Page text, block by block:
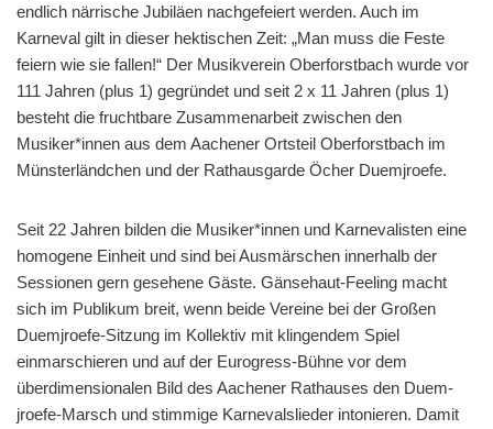
endlich närrische Jubiläen nachgefeiert werden. Auch im
Karneval gilt in dieser hektischen Zeit: „Man muss die Feste
feiern wie sie fallen!“ Der Musikverein Oberforstbach wurde vor
111 Jahren (plus 1) gegründet und seit 2 x 11 Jahren (plus 1)
besteht die fruchtbare Zusammenarbeit zwischen den
Musiker*innen aus dem Aachener Ortsteil Oberforstbach im
Münsterländchen und der Rathausgarde Öcher Duemjroefe.
Seit 22 Jahren bilden die Musiker*innen und Karnevalisten eine
homogene Einheit und sind bei Ausmärschen innerhalb der
Sessionen gern gesehene Gäste. Gänsehaut-Feeling macht
sich im Publikum breit, wenn beide Vereine bei der Großen
Duemjroefe-Sitzung im Kollektiv mit klingendem Spiel
einmarschieren und auf der Eurogress-Bühne vor dem
überdimensionalen Bild des Aachener Rathauses den Duem-
jroefe-Marsch und stimmige Karnevalslieder intonieren. Damit